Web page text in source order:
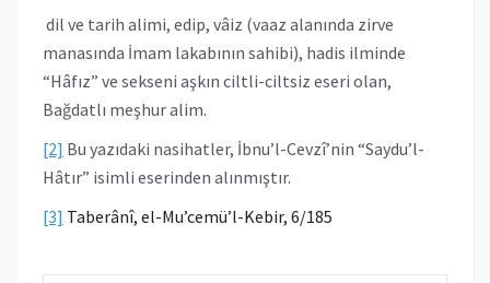
dil ve tarih alimi, edip, vâiz (vaaz alanında zirve
manasında İmam lakabının sahibi), hadis ilminde
“Hâfız” ve sekseni aşkın ciltli-ciltsiz eseri olan,
Bağdatlı meşhur alim.
[2] Bu yazıdaki nasihatler, İbnu’l-Cevzî’nin “Saydu’l-
Hâtır” isimli eserinden alınmıştır.
[3] Taberânî, el-Mu’cemü’l-Kebir, 6/185